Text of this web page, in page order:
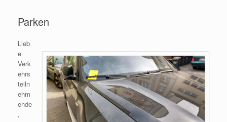
Parken
Lieb
e
Verk
ehrs
teiln
ehm
ende
,